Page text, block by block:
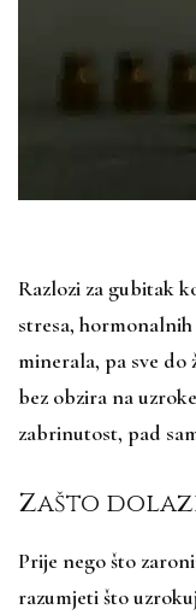
Razlozi za gubitak
stresa,
minerala, pa sve
bez obzira na
zabrinutost, pad
Zašto
Prije nego što
razumjeti što